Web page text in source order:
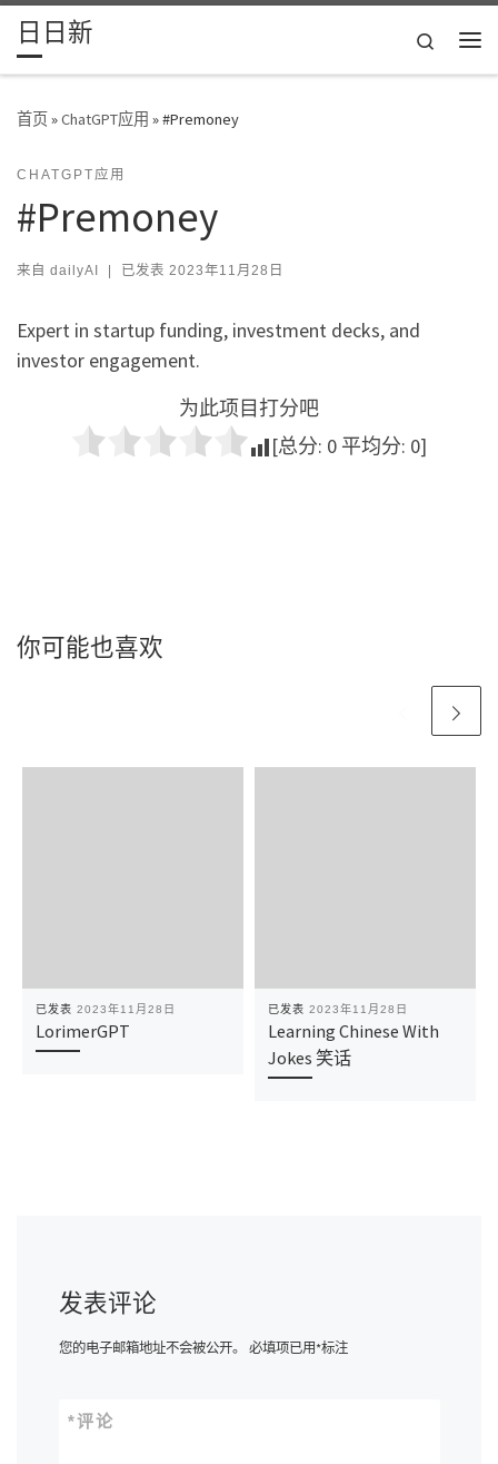
Skip to content
日日新
Search
首页»ChatGPT应用 »#Premoney
CHATGPT应用
#Premoney
来自 dailyAI | 已发表 2023年11月28日
Expert in startup funding, investment decks, and
investor engagement.
为此项目打分吧
[总分: 0 平均分: 0]
你可能也喜欢
已发表 2023年11月28日
LorimerGPT
已发表 2023年11月28日
Learning Chinese With
Jokes 笑话
发表评论
您的电子邮箱地址不会被公开。 必填项已用*标注
评论
*